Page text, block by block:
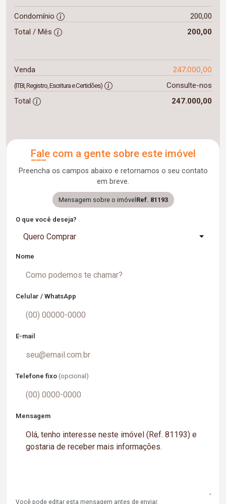
Condomínio
200,00
Total / Mês
200,00
Venda 247.000,00
(ITBI, Registro, Escritura e Certidões)
Consulte-nos
Total
247.000,00
Fale com a gente sobre este imóvel
Preencha os campos abaixo e retornamos o seu contato
em breve.
Mensagem sobre o imóvel Ref. 81193
O que você deseja?
Quero Comprar
Nome
Celular / WhatsApp
E-mail
Telefone fixo (opcional)
Mensagem
Você pode editar esta mensagem antes de enviar.